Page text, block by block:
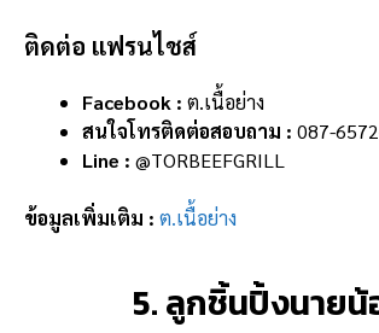
ติดต่อ แฟรนไชส์
Facebook : ต.เนื้อย่าง
สนใจโทรติดต่อสอบถาม : 087-
Line : @TORBEEFGRILL
ข้อมูลเพิ่มเติม : ต.เนื้อย่าง
5. ลูกชิ้นปิ้งนายน้